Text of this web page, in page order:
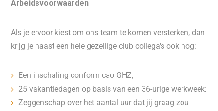
Arbeidsvoorwaarden
Als je ervoor kiest om ons team te komen versterken, dan
krijg je naast een hele gezellige club collega's ook nog:
Een inschaling conform cao GHZ;
25 vakantiedagen op basis van een 36-urige werkweek;
Zeggenschap over het aantal uur dat jij graag zou